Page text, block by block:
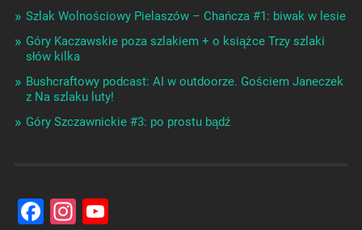
Szlak Wolnościowy Pielaszów – Chańcza #1: biwak w lesie
Góry Kaczawskie poza szlakiem + o książce Trzy szlaki
słów kilka
Bushcraftowy podcast: AI w outdoorze. Gościem Janeczek
z Na szlaku luty!
Góry Szczawnickie #3: po prostu bądź
Facebook
Instagram
YouTube